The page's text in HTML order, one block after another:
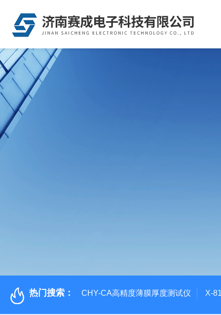
热门搜索： CHY-CA高精度薄膜厚度测试仪 X-